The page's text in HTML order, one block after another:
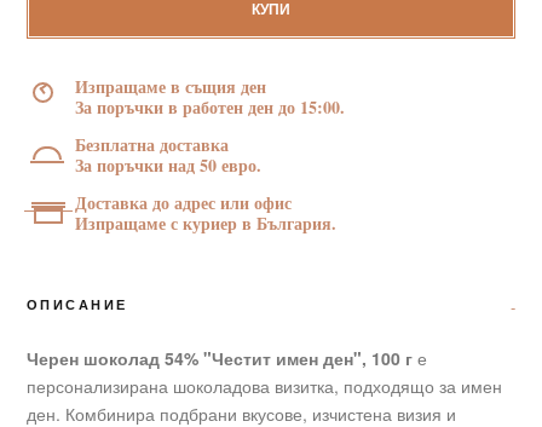
"Честит
ден",
КУПИ
Изпращаме в същия ден
За поръчки в работен ден до 15:00.
Безплатна доставка
За поръчки над 50 евро.
Доставка до адрес или офис
Изпращаме с куриер в България.
ОПИСАНИЕ
Черен шоколад 54% "Честит имен ден", 100 г е
персонализирана шоколадова визитка, подходящо за имен
ден. Комбинира подбрани вкусове, изчистена визия и